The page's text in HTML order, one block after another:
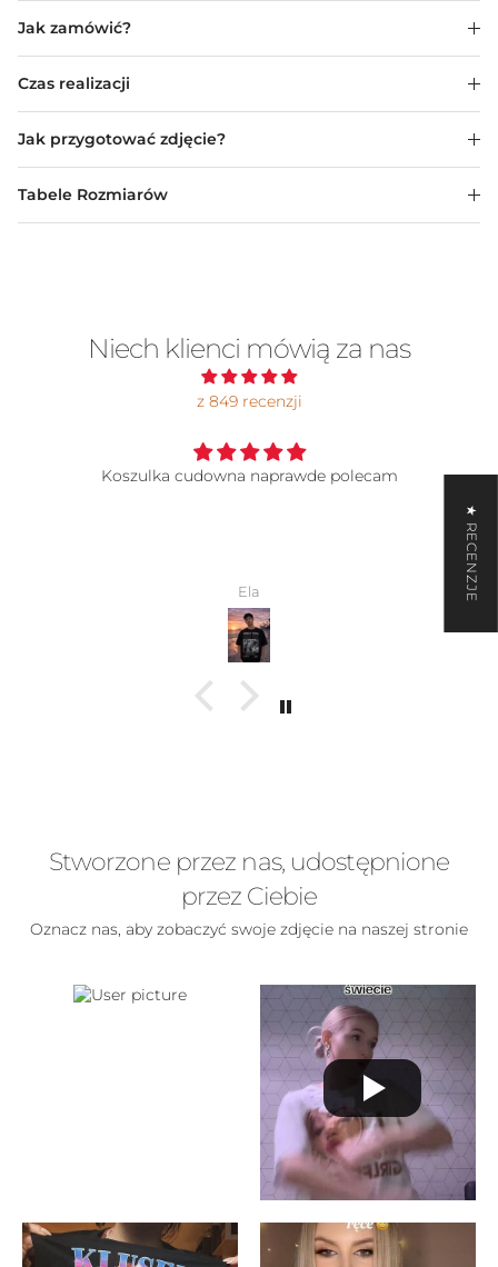
Jak zamówić?
Czas realizacji
Jak przygotować zdjęcie?
Tabele Rozmiarów
Niech klienci mówią za nas
z 849 recenzji
Koszulka
Stworzone przez nas, udostępnione
przez Ciebie
Oznacz nas, aby zobaczyć swoje zdjęcie na naszej stronie
★ RECENZJE